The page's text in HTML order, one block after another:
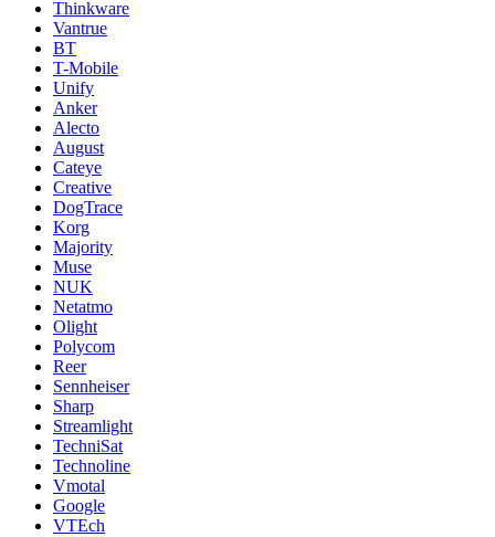
Thinkware
Vantrue
BT
T-Mobile
Unify
Anker
Alecto
August
Cateye
Creative
DogTrace
Korg
Majority
Muse
NUK
Netatmo
Olight
Polycom
Reer
Sennheiser
Sharp
Streamlight
TechniSat
Technoline
Vmotal
Google
VTEch